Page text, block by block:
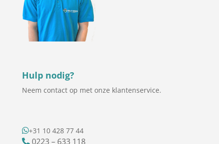
Hulp nodig?
Neem contact op met onze klantenservice.
+31 10 428 77 44
0223 – 633 118